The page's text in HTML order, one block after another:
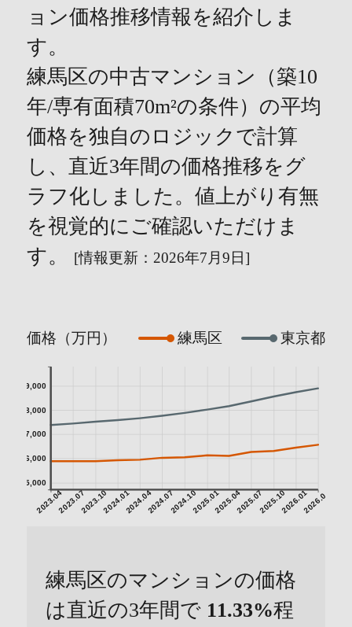
ョン価格推移情報を紹介しま
す。
練馬区の中古マンション（築10
年/専有面積70m²の条件）の平均
価格を独自のロジックで計算
し、直近3年間の価格推移をグ
ラフ化しました。値上がり有無
を視覚的にご確認いただけま
す。
[情報更新：2026年7月9日]
価格（万円） 練馬区 東京都
2023.042023.072023.102024.012024.042024.072024.102025.012025.042025.072025.102026.012026.04
5,000
6,000
7,000
8,000
9,000
練馬区のマンションの価格
は直近の3年間で 11.33%程